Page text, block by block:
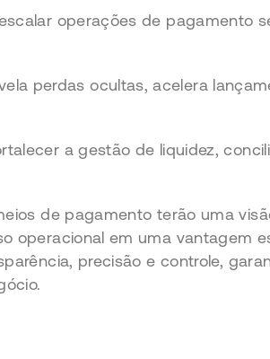
operações de pagamento
perdas ocultas, acelera
a gestão de liquidez,
de pagamento terão uma
operacional em uma vantagem
precisão e controle,